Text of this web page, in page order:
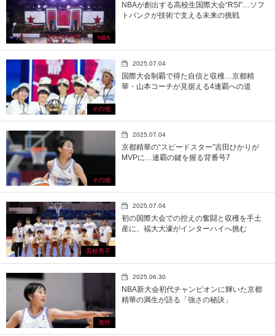
NBA
NBAが創出する高校生国際大会“RSI”…ソフ
トバンクが技術で支える未来の挑戦
その他
2025.07.04
国際大会制覇で得た自信と収穫…京都精
華・山本コーチが見据える4連覇への道
その他
2025.07.04
京都精華の“スピードスター”吉田ひかりが
MVPに…連覇の鍵を握る背番号7
高校男子
2025.07.04
初の国際大会での控えの奮闘と収穫を手土
産に、福大大濠がインターハイへ挑む
海外
2025.06.30
NBA新大会初代チャンピオンに輝いた京都
精華の満生が語る「強さの秘訣」